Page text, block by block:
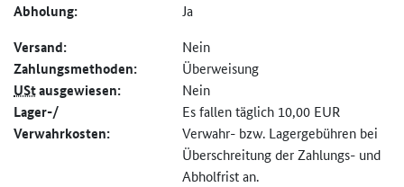
Abholung: Ja
Versand: Nein
Zahlungs­methoden: Überweisung
UStausgewiesen: Nein
Lager-/
Verwahrkosten:
Es fallen täglich 10,00 EUR
Verwahr- bzw. Lagergebühren bei
Überschreitung der Zahlungs- und
Abholfrist an.